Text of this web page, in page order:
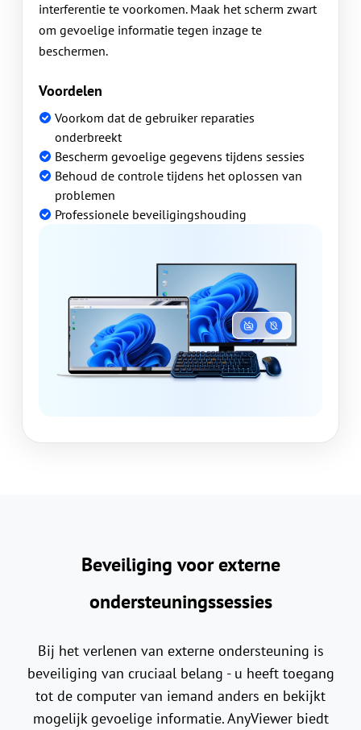
interferentie te voorkomen. Maak het scherm zwart
om gevoelige informatie tegen inzage te
beschermen.
Voordelen
Voorkom dat de gebruiker reparaties
onderbreekt
Bescherm gevoelige gegevens tijdens sessies
Behoud de controle tijdens het oplossen van
problemen
Professionele beveiligingshouding
Beveiliging voor externe
ondersteuningssessies
Bij het verlenen van externe ondersteuning is
beveiliging van cruciaal belang - u heeft toegang
tot de computer van iemand anders en bekijkt
mogelijk gevoelige informatie. AnyViewer biedt